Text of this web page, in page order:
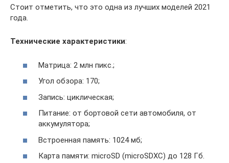
Стоит отметить, что это одна из лучших моделей 2021
года.
Технические характеристики:
Матрица: 2 млн пикс.;
Угол обзора: 170;
Запись: циклическая;
Питание: от бортовой сети автомобиля, от
аккумулятора;
Встроенная память: 1024 мб;
Карта памяти: microSD (microSDXC) до 128 Гб.